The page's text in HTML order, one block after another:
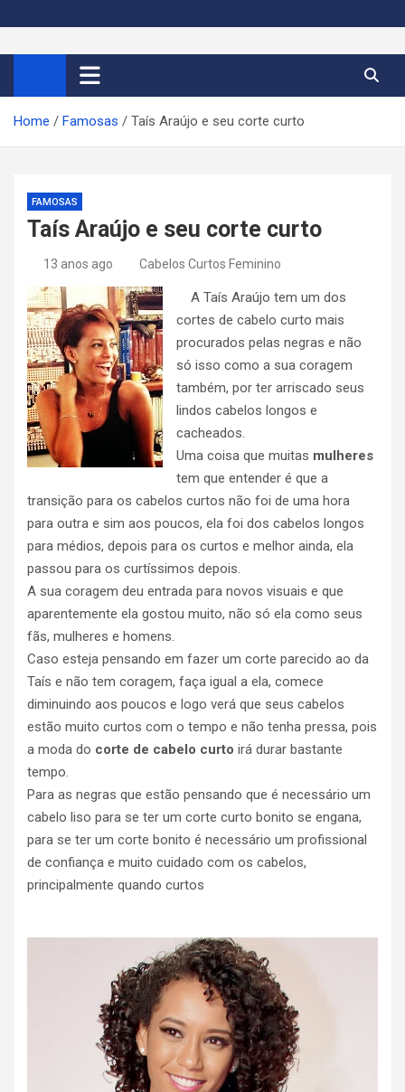
i
t
c
Cortes de Cabelo Curto
Feminino 2026
Moda e tendências dos cabelos curtos femininos 2026
Home Famosas Taís Araújo e seu corte curto
FAMOSAS
Taís Araújo e seu corte curto
13 anos ago Cabelos Curtos Feminino
A Taís Araújo tem um dos
cortes de cabelo curto mais
procurados pelas negras e não
só isso como a sua coragem
também, por ter arriscado seus
lindos cabelos longos e
cacheados.
Uma coisa que muitas mulheres
tem que entender é que a
transição para os cabelos curtos não foi de uma hora
para outra e sim aos poucos, ela foi dos cabelos longos
para médios, depois para os curtos e melhor ainda, ela
passou para os curtíssimos depois.
A sua coragem deu entrada para novos visuais e que
aparentemente ela gostou muito, não só ela como seus
fãs, mulheres e homens.
Caso esteja pensando em fazer um corte parecido ao da
Taís e não tem coragem, faça igual a ela, comece
diminuindo aos poucos e logo verá que seus cabelos
estão muito curtos com o tempo e não tenha pressa, pois
a moda do corte de cabelo curto irá durar bastante
tempo.
Para as negras que estão pensando que é necessário um
cabelo liso para se ter um corte curto bonito se engana,
para se ter um corte bonito é necessário um profissional
de confiança e muito cuidado com os cabelos,
principalmente quando curtos